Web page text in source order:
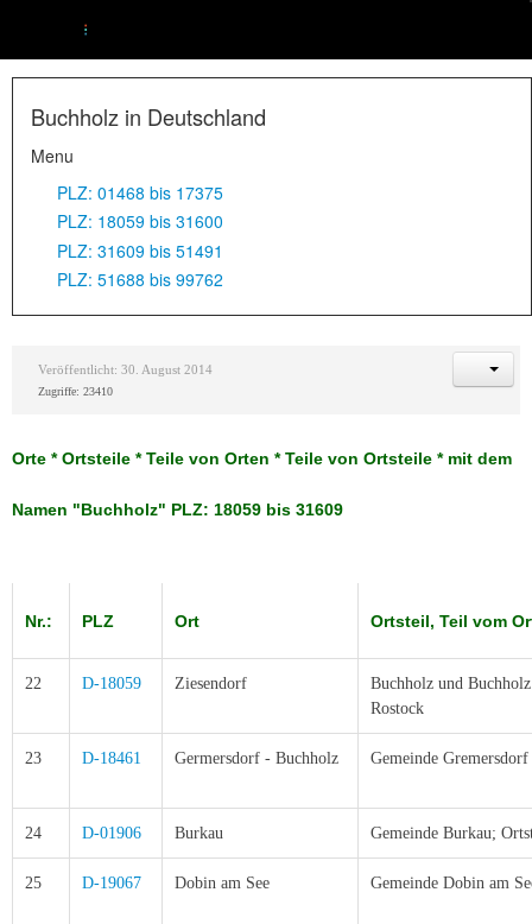
Buchholz in Deutschland
Menu
PLZ: 01468 bis 17375
PLZ: 18059 bis 31600
PLZ: 31609 bis 51491
PLZ: 51688 bis 99762
Veröffentlicht: 30. August 2014
Zugriffe: 23410
Orte * Ortsteile * Teile von Orten * Teile von Ortsteile * mit dem
Namen "Buchholz" PLZ: 18059 bis 31609
Nr.: PLZ Ort Ortsteil, Teil vom
22 D-18059 Ziesendorf
Buchholz und
Rostock
23 D-18461 Germersdorf - Buchholz Gemeinde
24 D-01906 Burkau Gemeinde Burkau;
25 D-19067 Dobin am See Gemeinde Dobin am